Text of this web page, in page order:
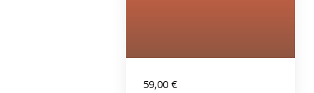
59,00 €